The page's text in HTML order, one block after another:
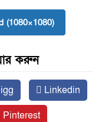
(1080×1080)
করুন
Linkedin
Pinterest